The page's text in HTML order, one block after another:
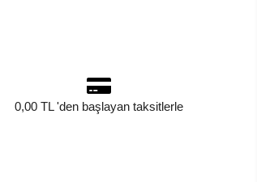
0,00 TL 'den başlayan taksitlerle